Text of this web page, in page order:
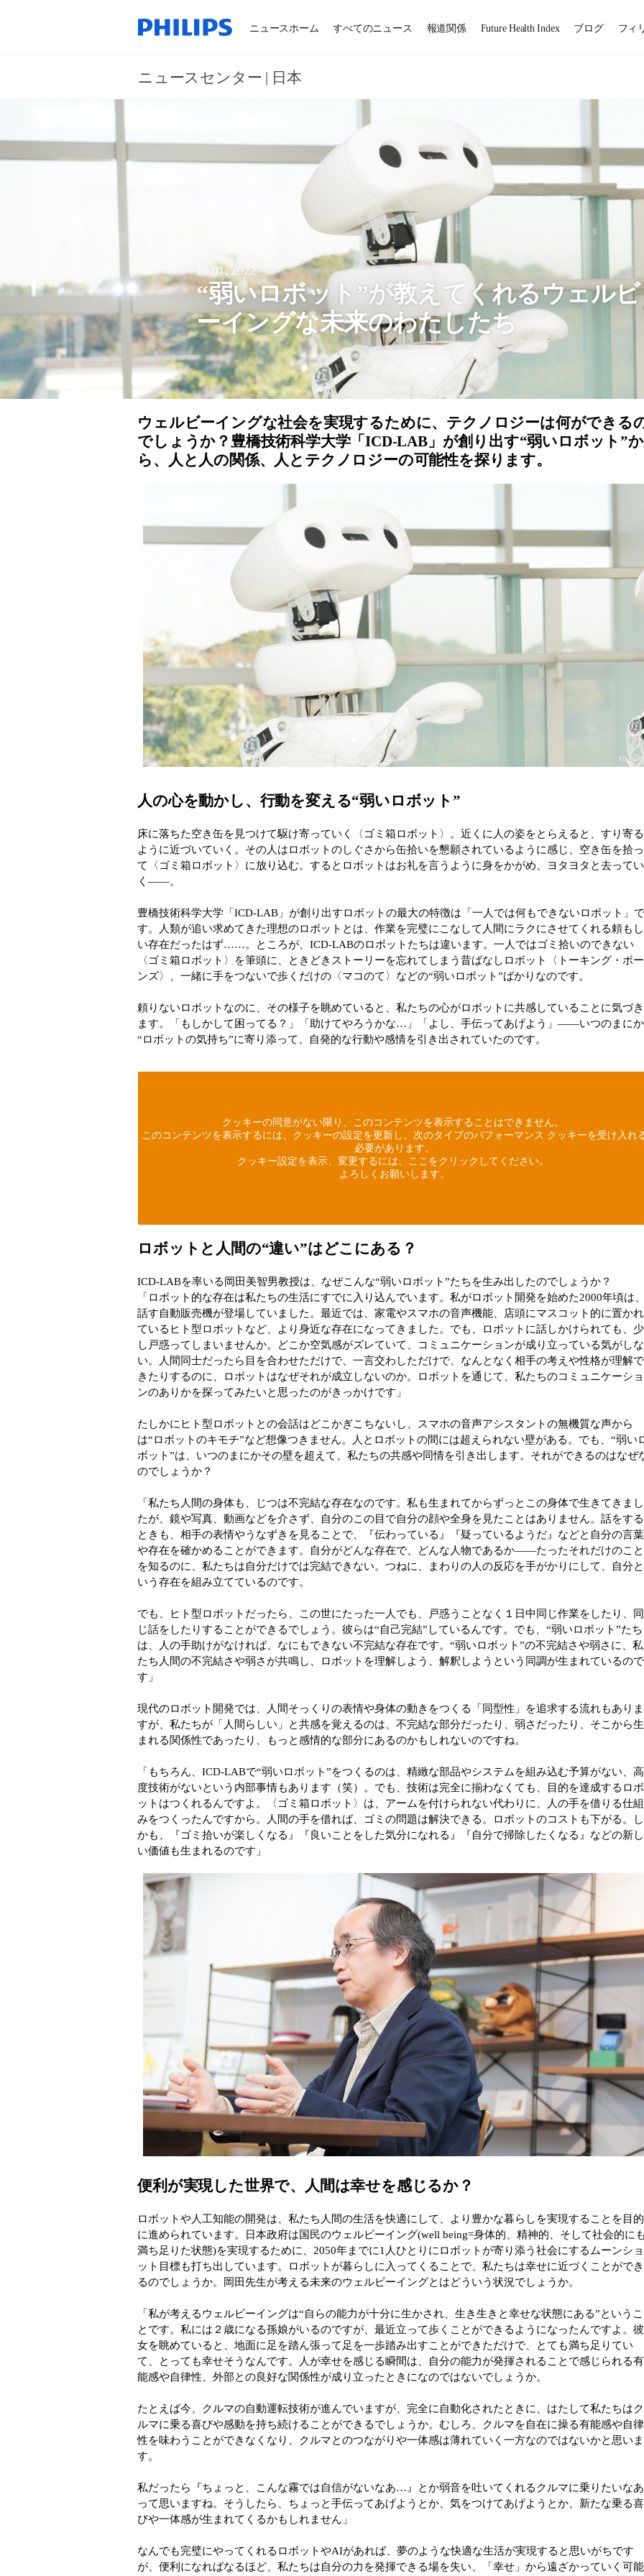
ニュースホーム すべてのニュース 報道関係 Future Health Index ブログ フィ
ニュースセンター | 日本
10 01, 2022
“弱いロボット”が教えてくれるウェルビ
ーイングな未来のわたしたち
ウェルビーイングな社会を実現するために、テクノロジーは何ができる
でしょうか？豊橋技術科学大学「ICD-LAB」が創り出す“弱いロボット”か
ら、人と人の関係、人とテクノロジーの可能性を探ります。
人の心を動かし、行動を変える“弱いロボット”
床に落ちた空き缶を見つけて駆け寄っていく〈ゴミ箱ロボット〉。近くに人の姿をとらえると、すり寄る
ように近づいていく。その人はロボットのしぐさから缶拾いを懇願されているように感じ、空き缶を拾っ
て〈ゴミ箱ロボット〉に放り込む。するとロボットはお礼を言うように身をかがめ、ヨタヨタと去ってい
く――。
豊橋技術科学大学「ICD-LAB」が創り出すロボットの最大の特徴は「一人では何もできないロボット」で
す。人類が追い求めてきた理想のロボットとは、作業を完璧にこなして人間にラクにさせてくれる頼もし
い存在だったはず……。ところが、ICD-LABのロボットたちは違います。一人ではゴミ拾いのできない
〈ゴミ箱ロボット〉を筆頭に、ときどきストーリーを忘れてしまう昔ばなしロボット〈トーキング・ボー
ンズ〉、一緒に手をつないで歩くだけの〈マコのて〉などの“弱いロボット”ばかりなのです。
頼りないロボットなのに、その様子を眺めていると、私たちの心がロボットに共感していることに気づき
ます。「もしかして困ってる？」「助けてやろうかな…」「よし、手伝ってあげよう」――いつのまにか
“ロボットの気持ち”に寄り添って、自発的な行動や感情を引き出されていたのです。
クッキーの同意がない限り、このコンテンツを表示することはできません。
このコンテンツを表示するには、クッキーの設定を更新し、次のタイプのパフォーマンス クッキーを受け入れ
必要があります。
クッキー設定を表示、変更するには、ここをクリックしてください。
よろしくお願いします。
ロボットと人間の“違い”はどこにある？
ICD-LABを率いる岡田美智男教授は、なぜこんな“弱いロボット”たちを生み出したのでしょうか？
「ロボット的な存在は私たちの生活にすでに入り込んでいます。私がロボット開発を始めた2000年頃は、
話す自動販売機が登場していました。最近では、家電やスマホの音声機能、店頭にマスコット的に置かれ
ているヒト型ロボットなど、より身近な存在になってきました。でも、ロボットに話しかけられても、少
し戸惑ってしまいませんか。どこか空気感がズレていて、コミュニケーションが成り立っている気がしな
い。人間同士だったら目を合わせただけで、一言交わしただけで、なんとなく相手の考えや性格が理解で
きたりするのに、ロボットはなぜそれが成立しないのか。ロボットを通じて、私たちのコミュニケーショ
ンのありかを探ってみたいと思ったのがきっかけです」
たしかにヒト型ロボットとの会話はどこかぎこちないし、スマホの音声アシスタントの無機質な声から
は“ロボットのキモチ”など想像つきません。人とロボットの間には超えられない壁がある。でも、“弱い
ボット”は、いつのまにかその壁を超えて、私たちの共感や同情を引き出します。それができるのはなぜ
のでしょうか？
「私たち人間の身体も、じつは不完結な存在なのです。私も生まれてからずっとこの身体で生きてきまし
たが、鏡や写真、動画などを介さず、自分のこの目で自分の顔や全身を見たことはありません。話をする
ときも、相手の表情やうなずきを見ることで、『伝わっている』『疑っているようだ』などと自分の言葉
や存在を確かめることができます。自分がどんな存在で、どんな人物であるか――たったそれだけのこと
を知るのに、私たちは自分だけでは完結できない。つねに、まわりの人の反応を手がかりにして、自分と
いう存在を組み立てているのです。
でも、ヒト型ロボットだったら、この世にたった一人でも、戸惑うことなく１日中同じ作業をしたり、同
じ話をしたりすることができるでしょう。彼らは“自己完結”しているんです。でも、“弱いロボット”たち
は、人の手助けがなければ、なにもできない不完結な存在です。“弱いロボット”の不完結さや弱さに、私
たち人間の不完結さや弱さが共鳴し、ロボットを理解しよう、解釈しようという同調が生まれているので
す」
現代のロボット開発では、人間そっくりの表情や身体の動きをつくる「同型性」を追求する流れもありま
すが、私たちが「人間らしい」と共感を覚えるのは、不完結な部分だったり、弱さだったり、そこから生
まれる関係性であったり、もっと感情的な部分にあるのかもしれないのですね。
「もちろん、ICD-LABで“弱いロボット”をつくるのは、精緻な部品やシステムを組み込む予算がない、高
度技術がないという内部事情もあります（笑）。でも、技術は完全に揃わなくても、目的を達成するロボ
ットはつくれるんですよ。〈ゴミ箱ロボット〉は、アームを付けられない代わりに、人の手を借りる仕組
みをつくったんですから。人間の手を借れば、ゴミの問題は解決できる。ロボットのコストも下がる。し
かも、『ゴミ拾いが楽しくなる』『良いことをした気分になれる』『自分で掃除したくなる』などの新し
い価値も生まれるのです」
便利が実現した世界で、人間は幸せを感じるか？
ロボットや人工知能の開発は、私たち人間の生活を快適にして、より豊かな暮らしを実現することを目的
に進められています。日本政府は国民のウェルビーイング(well being=身体的、精神的、そして社会的にも
満ち足りた状態)を実現するために、2050年までに1人ひとりにロボットが寄り添う社会にするムーンショ
ット目標も打ち出しています。ロボットが暮らしに入ってくることで、私たちは幸せに近づくことができ
るのでしょうか。岡田先生が考える未来のウェルビーイングとはどういう状況でしょうか。
「私が考えるウェルビーイングは“自らの能力が十分に生かされ、生き生きと幸せな状態にある”というこ
とです。私には２歳になる孫娘がいるのですが、最近立って歩くことができるようになったんですよ。彼
女を眺めていると、地面に足を踏ん張って足を一歩踏み出すことができただけで、とても満ち足りてい
て、とっても幸せそうなんです。人が幸せを感じる瞬間は、自分の能力が発揮されることで感じられる有
能感や自律性、外部との良好な関係性が成り立ったときになのではないでしょうか。
たとえば今、クルマの自動運転技術が進んでいますが、完全に自動化されたときに、はたして私たちはク
ルマに乗る喜びや感動を持ち続けることができるでしょうか。むしろ、クルマを自在に操る有能感や自律
性を味わうことができなくなり、クルマとのつながりや一体感は薄れていく一方なのではないかと思いま
す。
私だったら『ちょっと、こんな霧では自信がないなあ…』とか弱音を吐いてくれるクルマに乗りたいなあ
って思いますね。そうしたら、ちょっと手伝ってあげようとか、気をつけてあげようとか、新たな乗る喜
びや一体感が生まれてくるかもしれません」
なんでも完璧にやってくれるロボットやAIがあれば、夢のような快適な生活が実現すると思いがちです
が、便利になればなるほど、私たちは自分の力を発揮できる場を失い、「幸せ」から遠ざかっていく可能